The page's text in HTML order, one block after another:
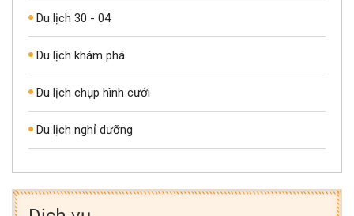
Du lịch 30 - 04
Du lịch khám phá
Du lịch chụp hình cưới
Du lịch nghỉ dưỡng